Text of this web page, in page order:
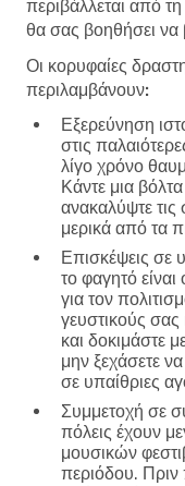
περιβάλλεται από
θα σας βοηθήσει να
Οι κορυφαίες
περιλαμβάνουν:
Εξερεύνηση
στις
λίγο χρόνο
Κάντε μια βόλτα
ανακαλύψτε
μερικά από τα
Επισκέψεις σε
το φαγητό
για τον
γευστικούς σας
και δοκιμάστε
μην ξεχάσετε
σε υπαίθριες
Συμμετοχή σε
πόλεις έχουν
μουσικών
περιόδου. Πριν